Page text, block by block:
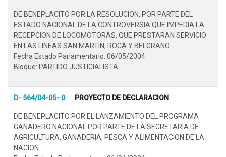
DE BENEPLACITO POR LA RESOLUCION, POR PARTE DEL
ESTADO NACIONAL DE LA CONTROVERSIA QUE IMPEDIA LA
RECEPCION DE LOCOMOTORAS, QUE PRESTARAN SERVICIO
EN LAS LINEAS SAN MARTIN, ROCA Y BELGRANO.-.
Fecha Estado Parlamentario: 06/05/2004
Bloque: PARTIDO JUSTICIALISTA
D- 564/04-05- 0 PROYECTO DE DECLARACION
DE BENEPLACITO POR EL LANZAMIENTO DEL PROGRAMA
GANADERO NACIONAL POR PARTE DE LA SECRETARIA DE
AGRICULTURA, GANADERIA, PESCA Y ALIMENTACION DE LA
NACION.-.